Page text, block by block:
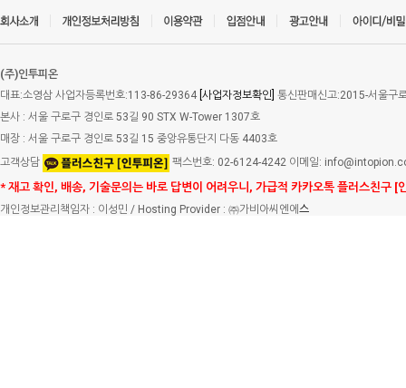
(주)인투피온
대표:소영삼 사업자등록번호:113-86-29364 [사업자정보확인] 통신판매신고:2015-서울구
본사 : 서울 구로구 경인로 53길 90 STX W-Tower 1307호
매장 : 서울 구로구 경인로 53길 15 중앙유통단지 다동 4403호
고객상담
팩스번호: 02-6124-4242 이메일:
* 재고 확인, 배송, 기술문의는 바로 답변이 어려우니, 가급적 카카오톡 플러스친구 [
개인정보관리책임자 : 이성민 / Hosting Provider : ㈜가비아씨엔에 스